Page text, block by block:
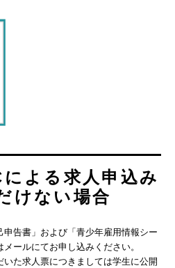
よる求人申込み
けない場合
告書」および「青少年雇用情報シー
ールにてお申し込みください。
た求人票につきましては学生に公開